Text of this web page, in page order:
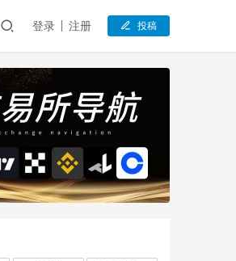
登录 注册 投稿